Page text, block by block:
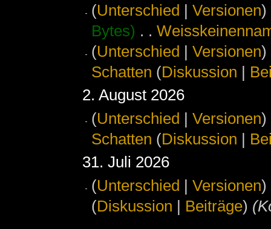
(Unterschied | Versionen)
Bytes) . .
(Unterschied | Versionen)
Schatten (Diskussion |
2. August 2026
(Unterschied | Versionen)
Schatten (Diskussion |
31. Juli 2026
(Unterschied | Versionen)
(Diskussion | Beiträge)